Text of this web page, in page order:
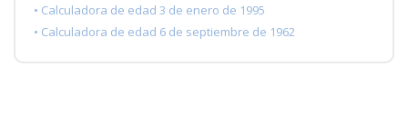
• Calculadora de edad 3 de enero de 1995
• Calculadora de edad 6 de septiembre de 1962